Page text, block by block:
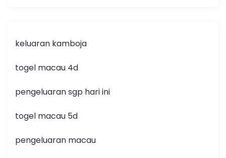
keluaran kamboja
togel macau 4d
pengeluaran sgp hari ini
togel macau 5d
pengeluaran macau